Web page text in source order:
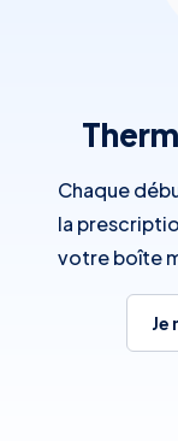
Chaque
la
votre boîte
Je